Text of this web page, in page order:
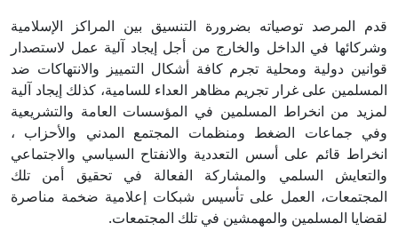
قدم المرصد توصياته بضرورة التنسيق بين المراكز الإسلامية
وشركائها في الداخل والخارج من أجل إيجاد آلية عمل لاستصدار
قوانين دولية ومحلية تجرم كافة أشكال التمييز والانتهاكات ضد
المسلمين على غرار تجريم مظاهر العداء للسامية، كذلك إيجاد آلية
لمزيد من انخراط المسلمين في المؤسسات العامة والتشريعية
وفي جماعات الضغط ومنظمات المجتمع المدني والأحزاب ،
انخراط قائم على أسس التعددية والانفتاح السياسي والاجتماعي
والتعايش السلمي والمشاركة الفعالة في تحقيق أمن تلك
المجتمعات، العمل على تأسيس شبكات إعلامية ضخمة مناصرة
لقضايا المسلمين والمهمشين في تلك المجتمعات.